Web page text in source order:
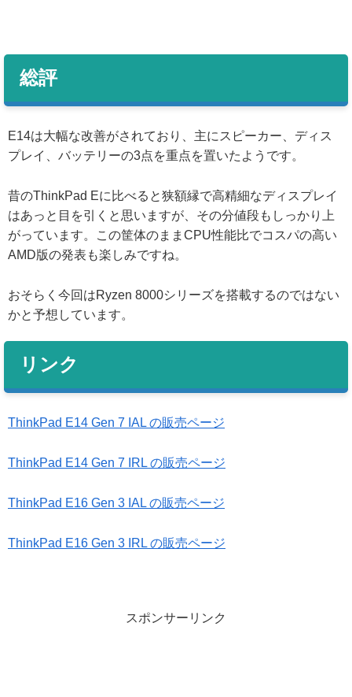
総評
E14は大幅な改善がされており、主にスピーカー、ディス
プレイ、バッテリーの3点を重点を置いたようです。
昔のThinkPad Eに比べると狭額縁で高精細なディスプレイ
はあっと目を引くと思いますが、その分値段もしっかり上
がっています。この筐体のままCPU性能比でコスパの高い
AMD版の発表も楽しみですね。
おそらく今回はRyzen 8000シリーズを搭載するのではない
かと予想しています。
リンク
ThinkPad E14 Gen 7 IAL の販売ページ
ThinkPad E14 Gen 7 IRL の販売ページ
ThinkPad E16 Gen 3 IAL の販売ページ
ThinkPad E16 Gen 3 IRL の販売ページ
スポンサーリンク